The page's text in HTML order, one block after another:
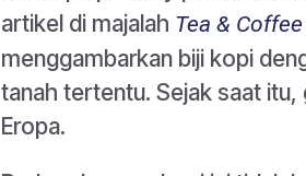
artikel di majalah Tea &
menggambarkan biji kopi
tanah tertentu. Sejak saat
Eropa.